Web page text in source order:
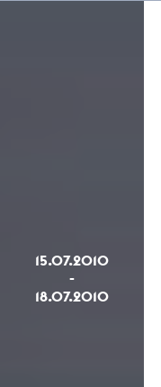
15.07.2010
-
18.07.2010